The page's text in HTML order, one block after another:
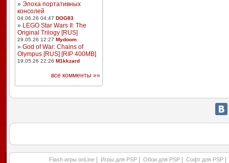
» Эпоха портативных
консолей
04.06.26 04:47 DOG83
» LEGO Star Wars II: The
Original Trilogy [RUS]
29.05.26 12:27 Mydoom
» God of War: Chains of
Olympus [RUS] [RIP 400MB]
19.05.26 22:26 M1kkzard
все комменты »»
Flash игры onLine Игры для PSP Обои для PSP Софт для PSP